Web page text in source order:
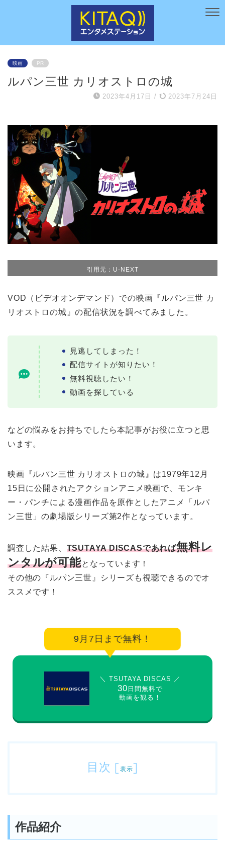
映画 PR
ルパン三世 カリオストロの城
2023年4月17日 / 2023年7月24日
引用元：U-NEXT
VOD（ビデオオンデマンド）での映画『ルパン三世 カ
リオストロの城』の配信状況を調べてみました。
見逃してしまった！
配信サイトが知りたい！
無料視聴したい！
動画を探している
などの悩みをお持ちでしたら本記事がお役に立つと思
います。
映画『ルパン三世 カリオストロの城』は1979年12月
15日に公開されたアクションアニメ映画で、モンキ
ー・パンチによる漫画作品を原作としたアニメ「ルパ
ン三世」の劇場版シリーズ第2作となっています。
調査した結果、 TSUTAYA DISCASであれば無料レ
ンタルが可能となっています！
その他の『ルパン三世』シリーズも視聴できるのでオ
ススメです！
9月7日まで無料！
＼ TSUTAYA DISCAS ／
30 日間無料で
動画を観る！
目次 [ 表示]
作品紹介